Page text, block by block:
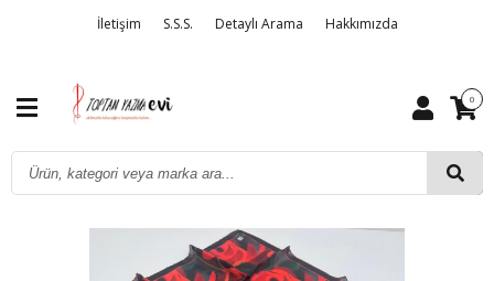
İletişim S.S.S. Detaylı Arama Hakkımızda
0